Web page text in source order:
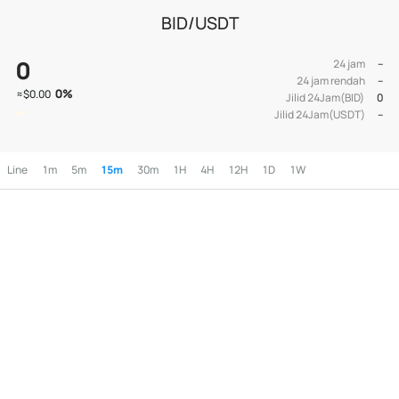
BID/USDT
0
≈$0.00 0%
24 jam
--
24 jam rendah
--
Jilid 24Jam(BID)
0
Jilid 24Jam(USDT)
--
Line 1m 5m 15m 30m 1H 4H 12H 1D 1W